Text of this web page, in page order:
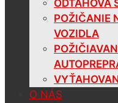
ODŤAHOVÁ
POŽIČANIE
VOZIDLA
O NÁS